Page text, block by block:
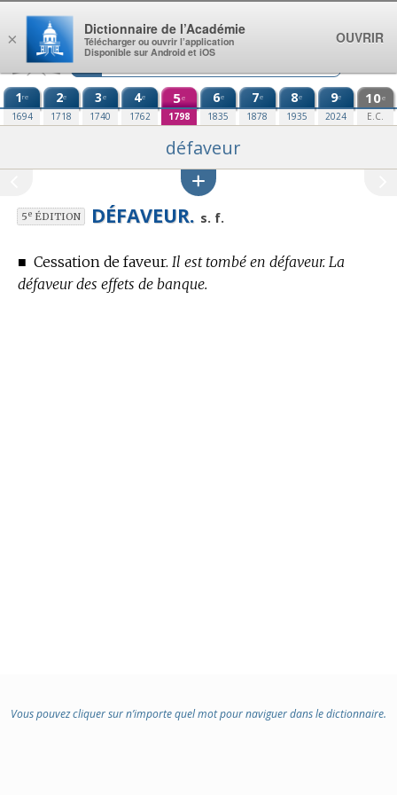
Aller au contenu
1re
1694
2e
1718
3e
1740
4e
1762
5e
1798
6e
1835
7e
1878
8e
1935
9e
2024
10e
E.C.
défaveur
5eÉDITION DÉFAVEUR. s. f.
■ Cessation de faveur. Il est tombé en défaveur. La
défaveur des effets de banque.
Vous pouvez cliquer sur n’importe quel mot pour naviguer dans le dictionnaire.
×
Dictionnaire de l’Académie
Télécharger ou ouvrir l’application
Disponible sur Android et iOS
OUVRIR